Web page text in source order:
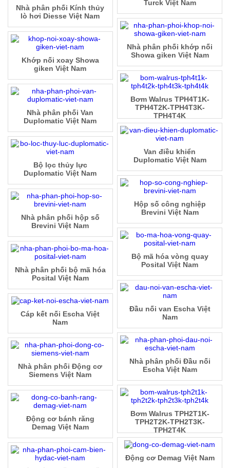
Turck Việt Nam
Nhà phân phối Kính thủy
lò hơi Diesse Việt Nam
Nhà phân phối khớp nối
Showa giken Việt Nam
Khớp nối xoay Showa
giken Việt Nam
Bơm Walrus TPH4T1K-
TPH4T2K-TPH4T3K-
TPH4T4K
Nhà phân phối Van
Duplomatic Việt Nam
Van điều khiển
Duplomatic Việt Nam
Bộ lọc thủy lực
Duplomatic Việt Nam
Hộp số công nghiệp
Brevini Việt Nam
Nhà phân phối hộp số
Brevini Việt Nam
Bộ mã hóa vòng quay
Posital Việt Nam
Nhà phân phối bộ mã hóa
Posital Việt Nam
Đầu nối van Escha Việt
Nam
Cáp kết nối Escha Việt
Nam
Nhà phân phối Đầu nối
Escha Việt Nam
Nhà phân phối Động cơ
Siemens Việt Nam
Bơm Walrus TPH2T1K-
TPH2T2K-TPH2T3K-
TPH2T4K
Động cơ bánh răng
Demag Việt Nam
Động cơ Demag Việt Nam